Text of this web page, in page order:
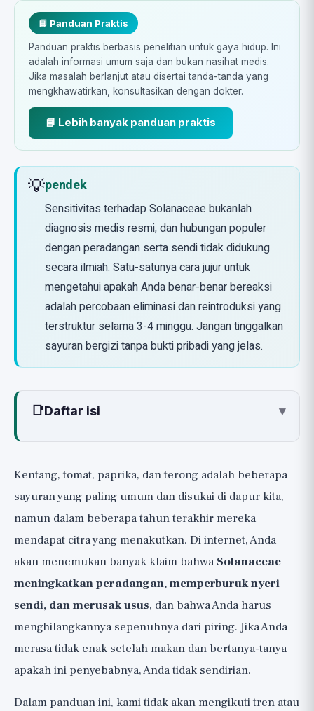
📘 Panduan Praktis
Panduan praktis berbasis penelitian untuk gaya hidup. Ini
adalah informasi umum saja dan bukan nasihat medis.
Jika masalah berlanjut atau disertai tanda-tanda yang
mengkhawatirkan, konsultasikan dengan dokter.
📘 Lebih banyak panduan praktis
💡pendek
Sensitivitas terhadap Solanaceae bukanlah
diagnosis medis resmi, dan hubungan populer
dengan peradangan serta sendi tidak didukung
secara ilmiah. Satu-satunya cara jujur untuk
mengetahui apakah Anda benar-benar bereaksi
adalah percobaan eliminasi dan reintroduksi yang
terstruktur selama 3-4 minggu. Jangan tinggalkan
sayuran bergizi tanpa bukti pribadi yang jelas.
📑Daftar isi ▾
Hubungan dengan Peradangan: Apa
Kebenaran Ilmiahnya?
terhadap Solanaceae? Percobaan Eliminasi
dan Reintroduksi
Langkah 1: Buku Harian Makanan dan Gejala
Terpenting
Apa yang Harus Dihilangkan Selama
Percobaan: Termasuk Sumber Tersembunyi
Kentang, tomat, paprika, dan terong adalah beberapa
sayuran yang paling umum dan disukai di dapur kita,
namun dalam beberapa tahun terakhir mereka
mendapat citra yang menakutkan. Di internet, Anda
akan menemukan banyak klaim bahwa Solanaceae
meningkatkan peradangan, memperburuk nyeri
sendi, dan merusak usus, dan bahwa Anda harus
menghilangkannya sepenuhnya dari piring. Jika Anda
merasa tidak enak setelah makan dan bertanya-tanya
apakah ini penyebabnya, Anda tidak sendirian.
Dalam panduan ini, kami tidak akan mengikuti tren atau